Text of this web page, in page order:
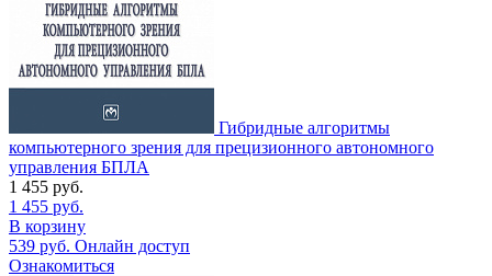
Гибридные алгоритмы
компьютерного зрения для прецизионного автономного
управления БПЛА
1 455 руб.
1 455 руб.
В корзину
539 руб. Онлайн доступ
Ознакомиться